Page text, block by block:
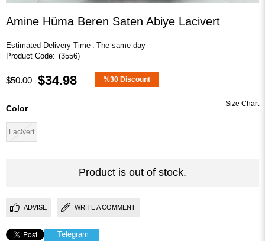
Amine Hüma Beren Saten Abiye Lacivert
Estimated Delivery Time : The same day
(3556)
$50.00 $34.98 %30 Discount
Color
Lacivert
Product is out of stock.
ADVISE WRITE A COMMENT
Telegram